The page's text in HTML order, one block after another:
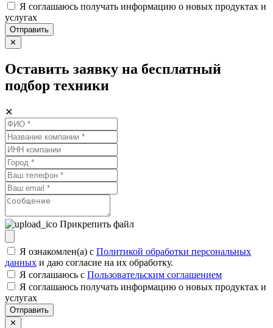
Я соглашаюсь получать информацию о новых продуктах и
услугах
Отправить
✕
Оставить заявку на бесплатный
подбор техники
✕
Прикрепить файл
Я ознакомлен(а) с Политикой обработки персональных
данных и даю согласие на их обработку.
Я соглашаюсь c Пользовательским соглашением
Я соглашаюсь получать информацию о новых продуктах и
услугах
Отправить
✕